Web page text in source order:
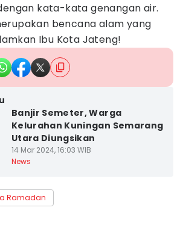
kata-kata genangan air.
bencana alam yang
Ibu Kota Jateng!
Banjir Semeter, Warga
Kelurahan Kuningan Semarang
Utara Diungsikan
14 Mar 2024, 16:03 WIB
News
Ramadan